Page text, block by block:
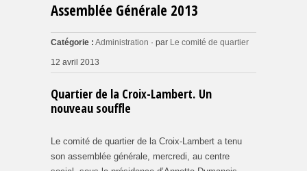
Assemblée Générale 2013
Catégorie : Administration · par Le comité de quartier
12 avril 2013
Quartier de la Croix-Lambert. Un
nouveau souffle
Le comité de quartier de la Croix-Lambert a tenu
son assemblée générale, mercredi, au centre